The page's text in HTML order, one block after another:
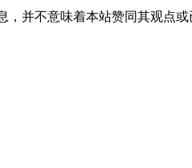
并不意味着本站赞同其观点